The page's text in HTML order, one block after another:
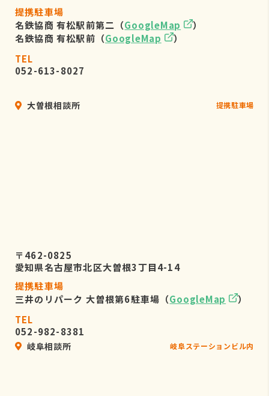
提携駐車場
名鉄協商 有松駅前第二（GoogleMap
）
名鉄協商 有松駅前（GoogleMap
）
TEL
052-613-8027
大曽根相談所 提携駐車場
〒462-0825
愛知県名古屋市北区大曽根3丁目4-14
提携駐車場
三井のリパーク 大曽根第6駐車場（GoogleMap
）
TEL
052-982-8381
岐阜相談所 岐阜ステーションビル内